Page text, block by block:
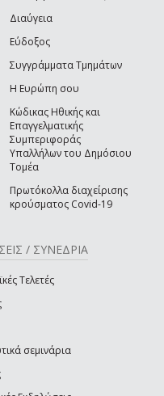
mail)
Διαύγεια
Εύδοξος
Συγγράμματα Τμημάτων
Η Ευρώπη σου
Κώδικας Ηθικής και
Επαγγελματικής
Συμπεριφοράς
Υπαλλήλων του Δημόσιου
Τομέα
Πρωτόκολλα διαχείρισης
κρούσματος Covid-19
/ ΣΥΝΕΔΡΙΑ
Τελετές
σεμινάρια